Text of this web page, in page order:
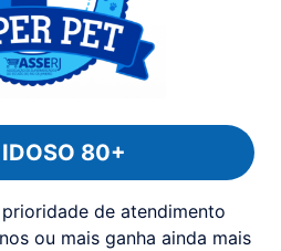
IDOSO 80+
de atendimento
ou mais ganha ainda mais